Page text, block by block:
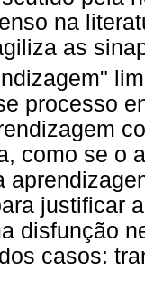
na
as
processo
como se o
justificar
disfunção
casos: